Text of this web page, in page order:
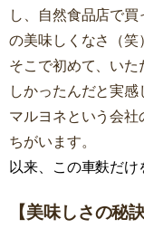
し、自然食品店で
の美味しくなさ（笑）
そこで初めて、い
しかったんだと実感
マルヨネという会
ちがいます。
以来、この車麩だけ
【美味しさの秘